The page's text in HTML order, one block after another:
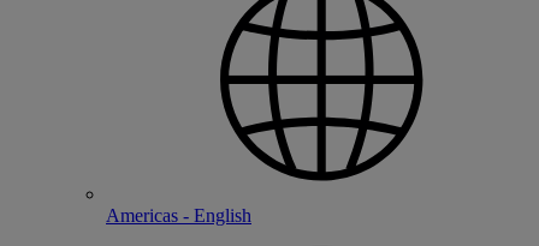
Americas - English